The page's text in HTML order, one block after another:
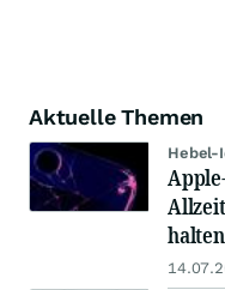
Aktuelle Themen
Hebel-